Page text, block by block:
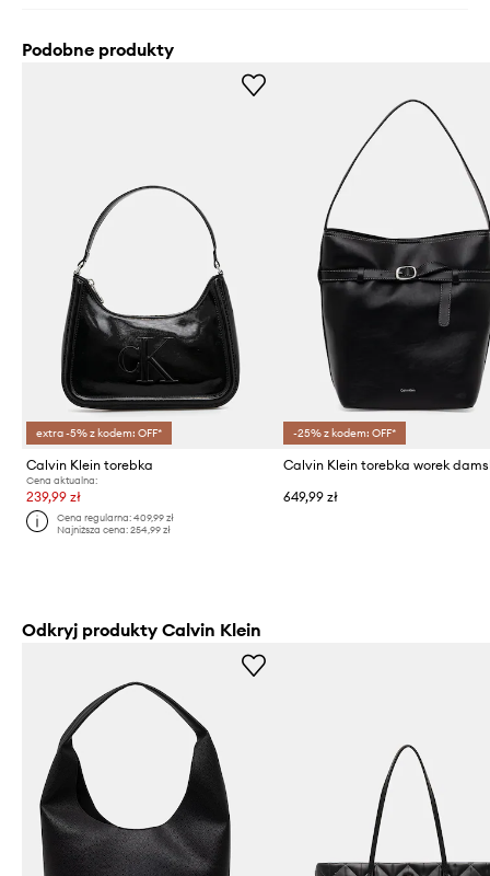
Podobne produkty
extra -5% z kodem: OFF*
Calvin Klein torebka
Cena aktualna:
239,99 zł
Cena regularna:409,99 zł
Najniższa cena:254,99 zł
-25% z kodem: OFF*
649,99 zł
Odkryj produkty Calvin Klein